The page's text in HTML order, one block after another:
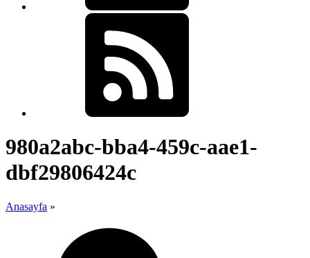
980a2abc-bba4-459c-aae1-
dbf29806424c
Anasayfa »